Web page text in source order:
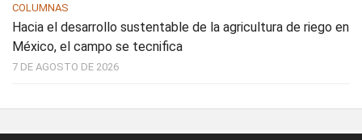
COLUMNAS
Hacia el desarrollo sustentable de la agricultura de riego en
México, el campo se tecnifica
7 DE AGOSTO DE 2026